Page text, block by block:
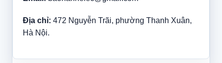
Địa chỉ: 472 Nguyễn Trãi, phường Thanh Xuân,
Hà Nội.